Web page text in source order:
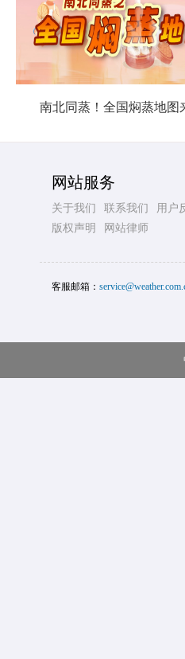
南北同蒸！全国焖蒸地图
网站服务
关于我们 联系我们
用户
版权声明
网站律师
客服邮箱：